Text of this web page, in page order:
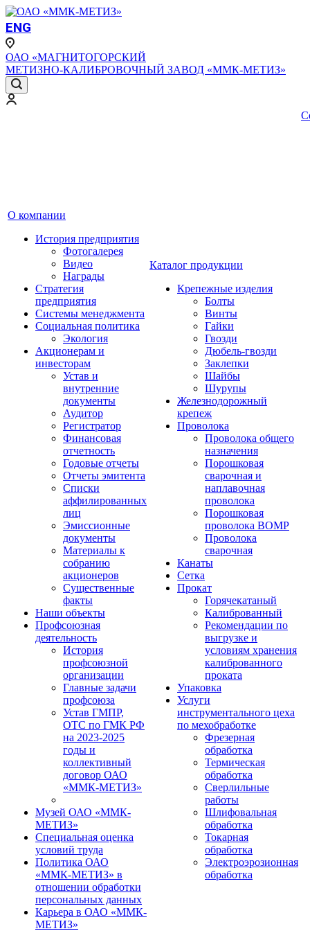
ENG
ОАО «МАГНИТОГОРСКИЙ
МЕТИЗНО-КАЛИБРОВОЧНЫЙ ЗАВОД «ММК-МЕТИЗ»
О компании
История предприятия
Фотогалерея
Видео
Награды
Стратегия
предприятия
Системы менеджмента
Социальная политика
Экология
Акционерам и
инвесторам
Устав и
внутренние
документы
Аудитор
Регистратор
Финансовая
отчетность
Годовые отчеты
Отчеты эмитента
Списки
аффилированных
лиц
Эмиссионные
документы
Материалы к
собранию
акционеров
Существенные
факты
Наши объекты
Профсоюзная
деятельность
История
профсоюзной
организации
Главные задачи
профсоюза
Устав ГМПР,
ОТС по ГМК РФ
на 2023-2025
годы и
коллективный
договор ОАО
«ММК-МЕТИЗ»
Музей ОАО «ММК-
МЕТИЗ»
Специальная оценка
условий труда
Политика ОАО
«ММК-МЕТИЗ» в
отношении обработки
персональных данных
Карьера в ОАО «ММК-
МЕТИЗ»
Каталог продукции
Крепежные изделия
Болты
Винты
Гайки
Гвозди
Дюбель-гвозди
Заклепки
Шайбы
Шурупы
Железнодорожный
крепеж
Проволока
Проволока общего
назначения
Порошковая
сварочная и
наплавочная
проволока
Порошковая
проволока ВОМР
Проволока
сварочная
Канаты
Сетка
Прокат
Горячекатаный
Калиброванный
Рекомендации по
выгрузке и
условиям хранения
калиброванного
проката
Упаковка
Услуги
инструментального цеха
по мехобработке
Фрезерная
обработка
Термическая
обработка
Сверлильные
работы
Шлифовальная
обработка
Токарная
обработка
Электроэрозионная
обработка